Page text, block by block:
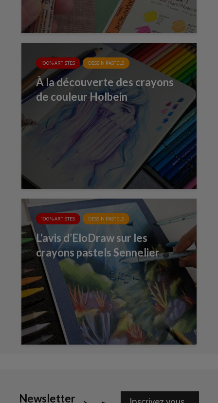
100% ARTISTES DESSIN PASTELS
À la découverte des crayons
de couleur Holbein
100% ARTISTES DESSIN PASTELS
L’avis d’EloDraw sur les
crayons pastels Sennelier
Newsletter